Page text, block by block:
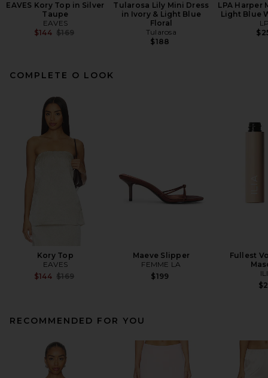
EAVES Kory Top in Silver
Taupe
EAVES
$144 Previous price:
$169
Tularosa Lily Mini Dress
in Ivory & Light Blue
Floral
Tularosa
$188
LPA Harper
Light Blue
COMPLETE O LOOK
Kory Top
EAVES
$144 Previous price:
$169
Maeve Slipper
FEMME LA
$199
Fullest
RECOMMENDED FOR YOU